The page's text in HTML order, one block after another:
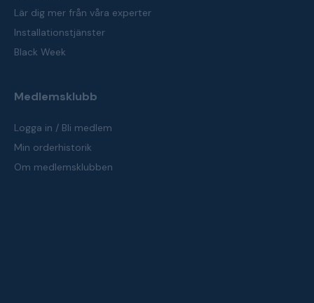
Lär dig mer från våra experter
Installationstjänster
Black Week
Medlemsklubb
Logga in / Bli medlem
Min orderhistorik
Om medlemsklubben